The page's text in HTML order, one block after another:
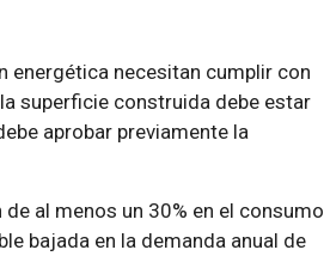
energética necesitan cumplir con
superficie construida debe estar
aprobar previamente la
al menos un 30% en el consumo
bajada en la demanda anual de